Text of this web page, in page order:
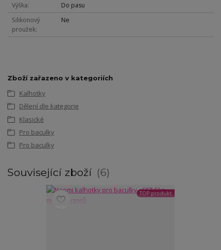
Výška
Do pasu
Silikonový
proužek
Ne
Zboží zařazeno v kategoriích
Kalhotky
Dělení dle kategorie
Klasické
Pro baculky
Pro baculky
Související zboží 6
TOP produkt